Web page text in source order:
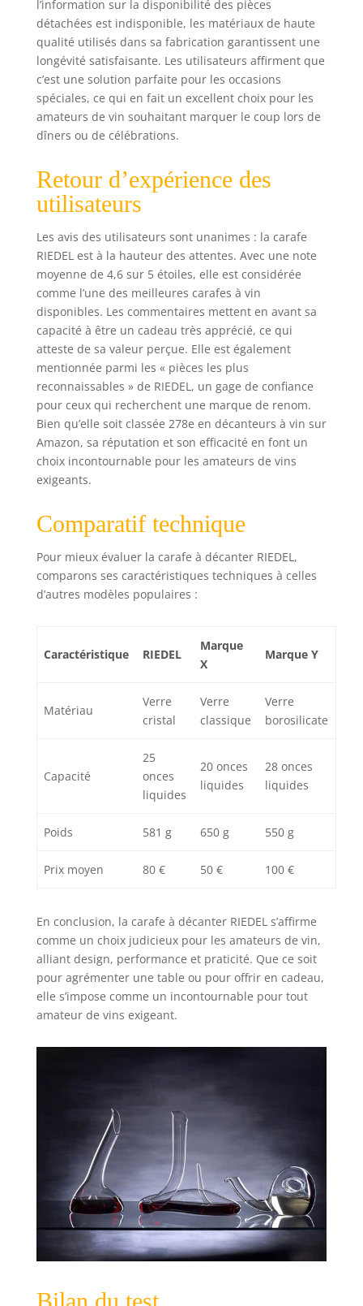
l’information sur la disponibilité des pièces
détachées est indisponible, les matériaux de haute
qualité utilisés dans sa fabrication garantissent une
longévité satisfaisante. Les utilisateurs affirment que
c’est une solution parfaite pour les occasions
spéciales, ce qui en fait un excellent choix pour les
amateurs de vin souhaitant marquer le coup lors de
dîners ou de célébrations.
Retour d’expérience des
utilisateurs
Les avis des utilisateurs sont unanimes : la carafe
RIEDEL est à la hauteur des attentes. Avec une note
moyenne de 4,6 sur 5 étoiles, elle est considérée
comme l’une des meilleures carafes à vin
disponibles. Les commentaires mettent en avant sa
capacité à être un cadeau très apprécié, ce qui
atteste de sa valeur perçue. Elle est également
mentionnée parmi les « pièces les plus
reconnaissables » de RIEDEL, un gage de confiance
pour ceux qui recherchent une marque de renom.
Bien qu’elle soit classée 278e en décanteurs à vin sur
Amazon, sa réputation et son efficacité en font un
choix incontournable pour les amateurs de vins
exigeants.
Comparatif technique
Pour mieux évaluer la carafe à décanter RIEDEL,
comparons ses caractéristiques techniques à celles
d’autres modèles populaires :
Caractéristique RIEDEL
Marque
X
Marque Y
Matériau
Verre
cristal
Verre
classique
Verre
borosilicate
Capacité
25
onces
liquides
20 onces
liquides
28 onces
liquides
Poids 581 g 650 g 550 g
Prix moyen 80 € 50 € 100 €
En conclusion, la carafe à décanter RIEDEL s’affirme
comme un choix judicieux pour les amateurs de vin,
alliant design, performance et praticité. Que ce soit
pour agrémenter une table ou pour offrir en cadeau,
elle s’impose comme un incontournable pour tout
amateur de vins exigeant.
Bilan du test